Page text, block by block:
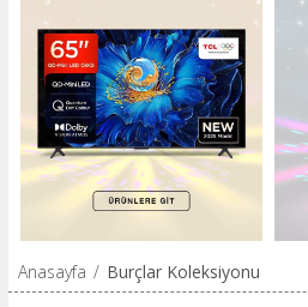
Anasayfa / Burçlar Koleksiyonu